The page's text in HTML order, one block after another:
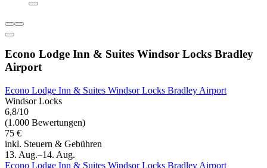
Econo Lodge Inn & Suites Windsor Locks Bradley
Airport
Econo Lodge Inn & Suites Windsor Locks Bradley Airport
Windsor Locks
6,8/10
(1.000 Bewertungen)
75 €
inkl. Steuern & Gebühren
13. Aug.–14. Aug.
Econo Lodge Inn & Suites Windsor Locks Bradley Airport